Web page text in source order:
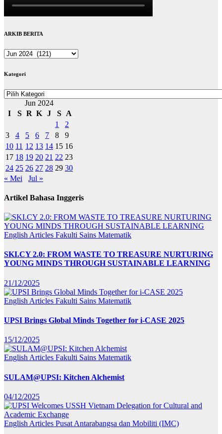
ARKIB BERITA
ARKIB
Kategori
Kategori
Jun 2024
I
S R K J S
A
1
2
3
4 5 6 7 8
9
10 11 12 13 14 15 16
17 18 19 20 21 22 23
24 25 26 27 28 29 30
« Mei
Jul »
Artikel Bahasa Inggeris
English Articles Fakulti Sains Matematik
SKI.CY 2.0: FROM WASTE TO TREASURE NURTURING
YOUNG MINDS THROUGH SUSTAINABLE LEARNING
21/12/2025
English Articles Fakulti Sains Matematik
UPSI Brings Global Minds Together for i-CASE 2025
15/12/2025
English Articles Fakulti Sains Matematik
SULAM@UPSI: Kitchen Alchemist
04/12/2025
English Articles Pusat Antarabangsa dan Mobiliti (IMC)